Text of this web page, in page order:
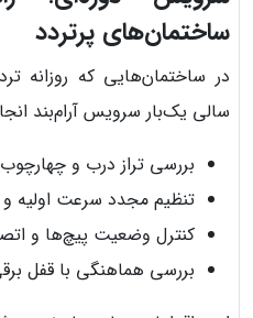
ساختمان‌های پرتردد
در ساختمان‌هایی که روزانه
سالی یک‌بار سرویس آرام‌بند
بررسی تراز درب و چهارچوب
تنظیم مجدد سرعت اولیه و
کنترل وضعیت پیچ‌ها و
بررسی هماهنگی با قفل